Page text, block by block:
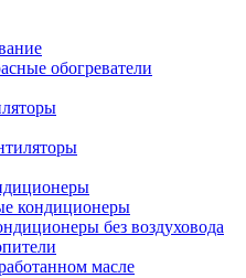
обогреватели
кондиционеры
без воздуховода
масле